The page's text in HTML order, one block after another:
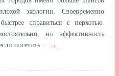
экологии. Своевременно
справиться с перхотью.
но эффективность
посетить...
→